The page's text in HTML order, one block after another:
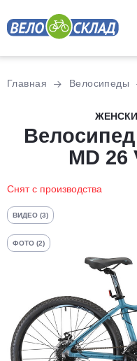
Главная Велосипеды
MD 26
Снят с производства
ВИДЕО (3)
ФОТО (2)
Разбейте
оплатуна
без
График платежей
Добавляйте
в корзину